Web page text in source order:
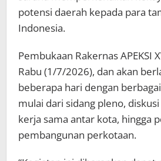
potensi daerah kepada para
Indonesia.
Pembukaan Rakernas APEKSI
Rabu (1/7/2026), dan akan
beberapa hari dengan
mulai dari sidang pleno,
kerja sama antar kota, hingga
pembangunan perkotaan.